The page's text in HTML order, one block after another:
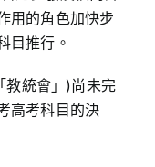
用的角色加快步
目推行。
統會」)尚未完
高考科目的決